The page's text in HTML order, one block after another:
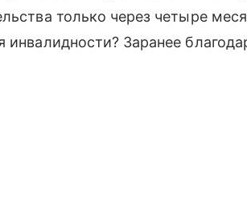
только через четыре
Заранее